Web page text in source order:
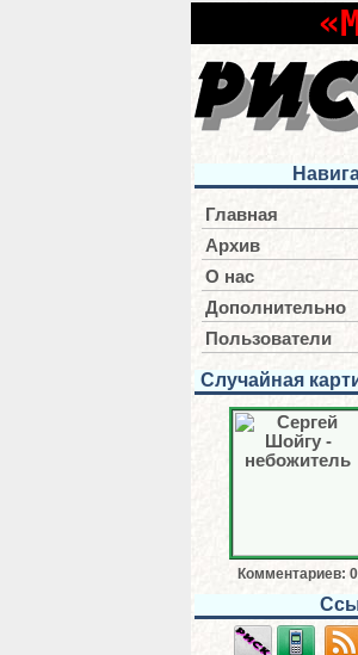
Главная
Архив
О нас
Дополнительно
Пользователи
Случайная
Комментариев: 0